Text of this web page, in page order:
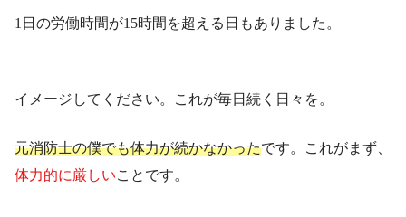
1日の労働時間が15時間を超える日もありました。
イメージしてください。これが毎日続く日々を。
元消防士の僕でも体力が続かなかったです。これがまず、
体力的に厳しいことです。